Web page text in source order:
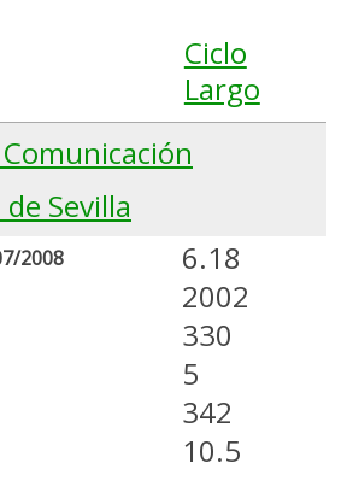
Ciclo
Largo
Sevilla
2008
6.18
2002
330
5
342
10.5